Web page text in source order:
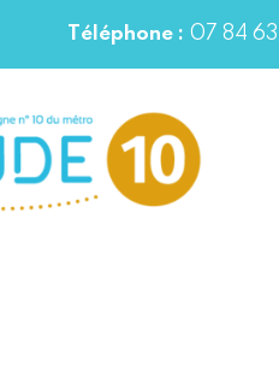
Téléphone : 07 84